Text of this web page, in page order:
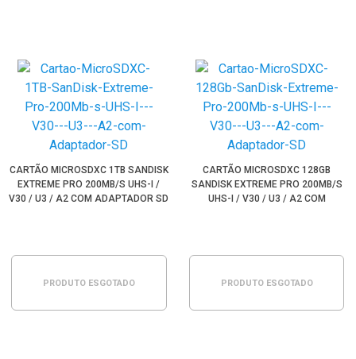
CARTÃO MICROSDXC 1TB SANDISK
EXTREME PRO 200MB/S UHS-I /
V30 / U3 / A2 COM ADAPTADOR SD
PRODUTO ESGOTADO
CARTÃO MICROSDXC 128GB
SANDISK EXTREME PRO 200MB/S
UHS-I / V30 / U3 / A2 COM
PRODUTO ESGOTADO